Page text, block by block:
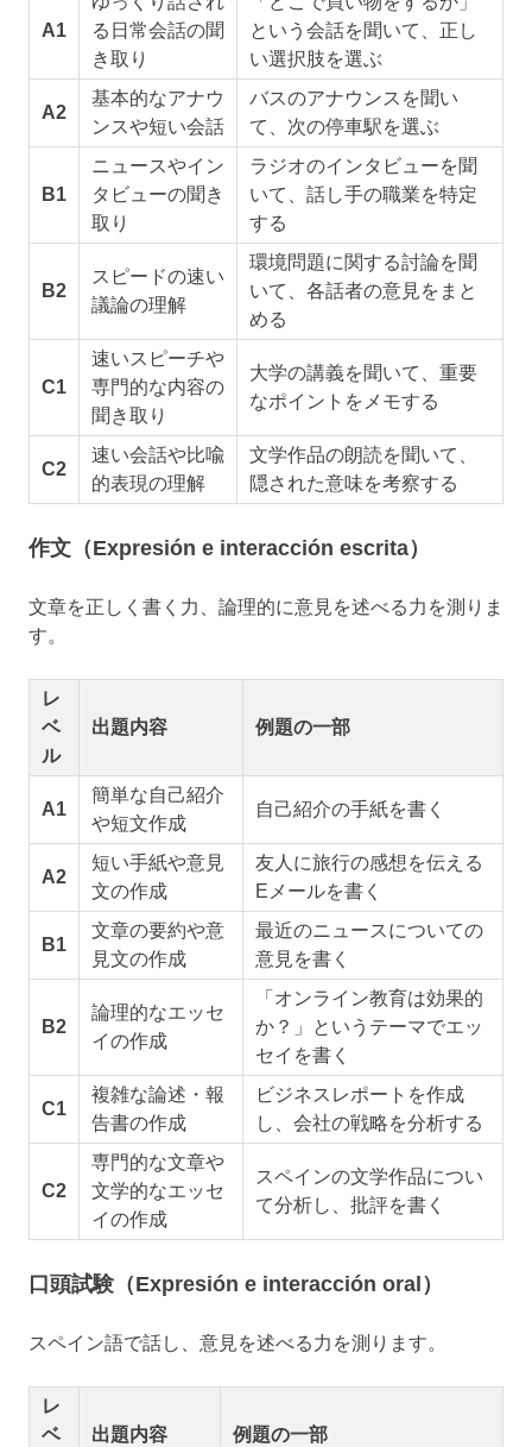
A1
る日常会話の聞
き取り
という会話を聞いて、正し
い選択肢を選ぶ
A2
基本的なアナウ
ンスや短い会話
バスのアナウンスを聞い
て、次の停車駅を選ぶ
B1
ニュースやイン
タビューの聞き
取り
ラジオのインタビューを聞
いて、話し手の職業を特定
する
B2
スピードの速い
議論の理解
環境問題に関する討論を聞
いて、各話者の意見をまと
める
C1
速いスピーチや
専門的な内容の
聞き取り
大学の講義を聞いて、重要
なポイントをメモする
C2
速い会話や比喩
的表現の理解
文学作品の朗読を聞いて、
隠された意味を考察する
作文（Expresión e interacción escrita）
文章を正しく書く力、論理的に意見を述べる力を測りま
す。
レ
ベ
ル
出題内容 例題の一部
A1
簡単な自己紹介
や短文作成
自己紹介の手紙を書く
A2
短い手紙や意見
文の作成
友人に旅行の感想を伝える
Eメールを書く
B1
文章の要約や意
見文の作成
最近のニュースについての
意見を書く
B2
論理的なエッセ
イの作成
「オンライン教育は効果的
か？」というテーマでエッ
セイを書く
C1
複雑な論述・報
告書の作成
ビジネスレポートを作成
し、会社の戦略を分析する
C2
専門的な文章や
文学的なエッセ
イの作成
スペインの文学作品につい
て分析し、批評を書く
口頭試験（Expresión e interacción oral）
スペイン語で話し、意見を述べる力を測ります。
レ
ベ
出題内容 例題の一部